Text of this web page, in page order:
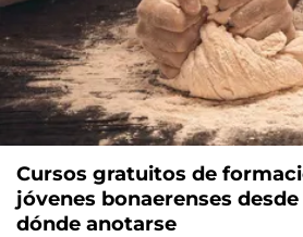
Cursos gratuitos de
jóvenes bonaerenses desde
dónde anotarse